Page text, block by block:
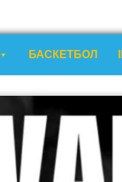
БАСКЕТБОЛ